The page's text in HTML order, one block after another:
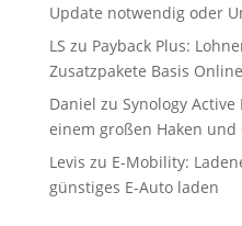
Update notwendig oder
LS zu Payback Plus:
Zusatzpakete Basis
Daniel zu Synology
einem großen Haken und
Levis zu E-Mobility:
günstiges E-Auto laden